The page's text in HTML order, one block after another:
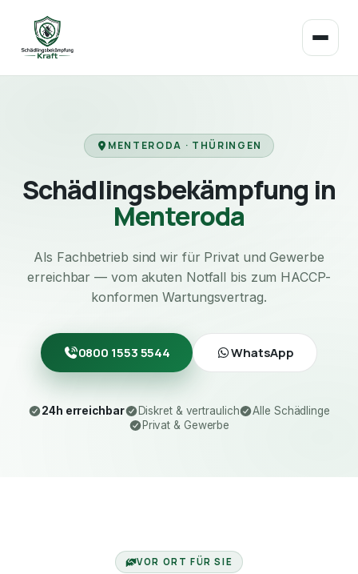
MENTERODA · THÜRINGEN
Schädlingsbekämpfung in
Menteroda
Als Fachbetrieb sind wir für Privat und Gewerbe
erreichbar — vom akuten Notfall bis zum HACCP-
konformen Wartungsvertrag.
0800 1553 5544 WhatsApp
24h erreichbar Diskret & vertraulich
Alle Schädlinge
Privat & Gewerbe
VOR ORT FÜR SIE